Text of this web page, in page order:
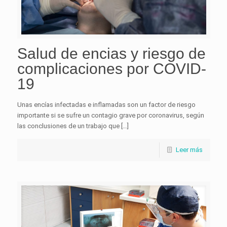
Salud de encias y riesgo de
complicaciones por COVID-
19
Unas encías infectadas e inflamadas son un factor de riesgo
importante si se sufre un contagio grave por coronavirus, según
las conclusiones de un trabajo que […]
Leer más